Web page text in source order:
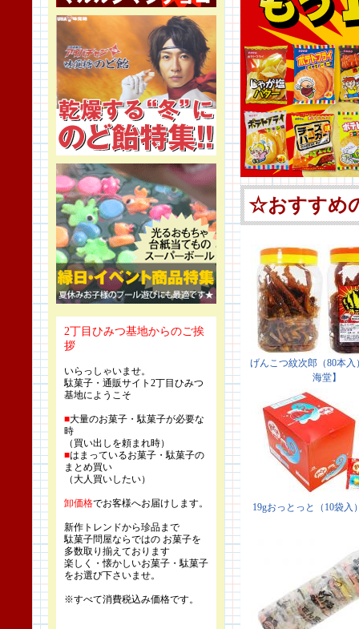
2丁目ひみつ基地からのご挨
拶
いらっしゃいませ。
駄菓子・通販サイト2丁目ひみつ
基地にようこそ
■大量のお菓子・駄菓子が必要な
時
（買い出しを頼まれ時）
■はまっているお菓子・駄菓子の
まとめ買い
（大人買いしたい）
卸価格でお客様へお届けします。
新作トレンドから珍品まで
駄菓子問屋ならではの お菓子を
多数取り揃えております
楽しく・懐かしいお菓子・駄菓子
をお選び下さいませ。
※すべて消費税込み価格です。